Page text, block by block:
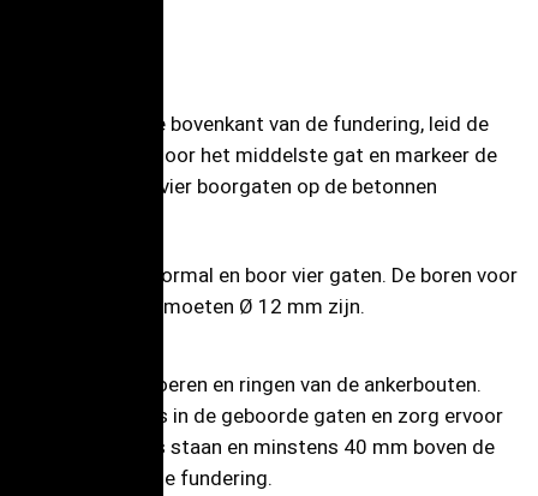
Plaats het op de bovenkant van de fundering, leid de
voedingskabel door het middelste gat en markeer de
posities van de vier boorgaten op de betonnen
Verwijder de boormal en boor vier gaten. De boren voor
de ankerbouten moeten Ø 12 mm zijn.
Verwijder de moeren en ringen van de ankerbouten.
Plaats de ankers in de geboorde gaten en zorg ervoor
dat ze waterpas staan en minstens 40 mm boven de
bovenkant van de fundering.